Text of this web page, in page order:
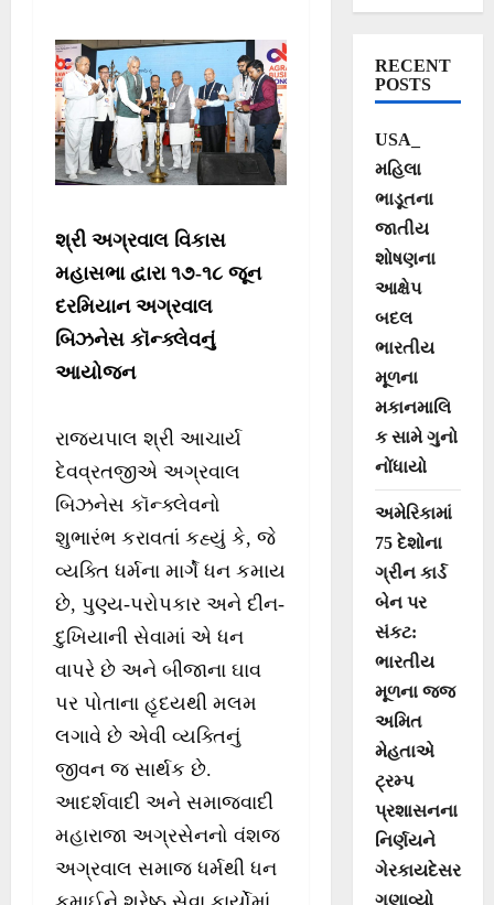
નોંધપાત્ર યોગદાન
ના હોય : રાજ્યપાલ
શ્રી આચાર્ય
દેવવ્રતજી
શ્રી અગ્રવાલ વિકાસ
મહાસભા દ્વારા ૧૭-૧૮ જૂન
દરમિયાન અગ્રવાલ
બિઝનેસ કૉન્ક્લેવનું
આયોજન
રાજ્યપાલ શ્રી આચાર્ય
દેવવ્રતજીએ અગ્રવાલ
બિઝનેસ કૉન્ક્લેવનો
શુભારંભ કરાવતાં કહ્યું કે, જે
વ્યક્તિ ધર્મના માર્ગે ધન કમાય
છે, પુણ્ય-પરોપકાર અને દીન-
દુખિયાની સેવામાં એ ધન
વાપરે છે અને બીજાના ઘાવ
પર પોતાના હૃદયથી મલમ
લગાવે છે એવી વ્યક્તિનું
જીવન જ સાર્થક છે.
આદર્શવાદી અને સમાજવાદી
મહારાજા અગ્રસેનનો વંશજ
અગ્રવાલ સમાજ ધર્મથી ધન
RECENT
POSTS
USA_
મહિલા
ભાડૂતના
જાતીય
શોષણના
આક્ષેપ
બદલ
ભારતીય
મૂળના
મકાનમાલિ
ક સામે ગુનો
નોંધાયો
અમેરિકામાં
75 દેશોના
ગ્રીન કાર્ડ
બેન પર
સંકટ:
ભારતીય
મૂળના જજ
અમિત
મેહતાએ
ટ્રમ્પ
પ્રશાસનના
નિર્ણયને
ગેરકાયદેસર
ગણાવ્યો